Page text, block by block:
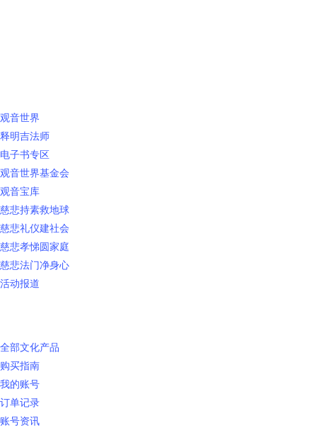
观音世界
释明吉法师
电子书专区
观音世界基金会
观音宝库
慈悲持素救地球
慈悲礼仪建社会
慈悲孝悌圆家庭
慈悲法门净身心
活动报道
全部文化产品
购买指南
我的账号
订单记录
账号资讯